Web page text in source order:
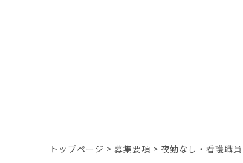
トップページ > 募集要項 > 夜勤なし・看護職